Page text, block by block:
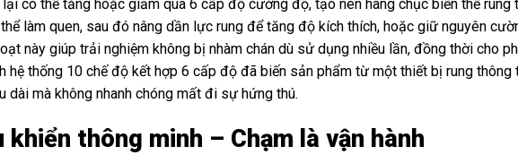
có thể tăng hoặc giảm qua 6 cấp độ cường độ, tạo nên hàng chục biến thể
làm quen, sau đó nâng dần lực rung để tăng độ kích thích, hoặc giữ nguyên
này giúp trải nghiệm không bị nhàm chán dù sử dụng nhiều lần, đồng thời cho
hệ thống 10 chế độ kết hợp 6 cấp độ đã biến sản phẩm từ một thiết bị rung
dài mà không nhanh chóng mất đi sự hứng thú.
thông minh – Chạm là vận hành